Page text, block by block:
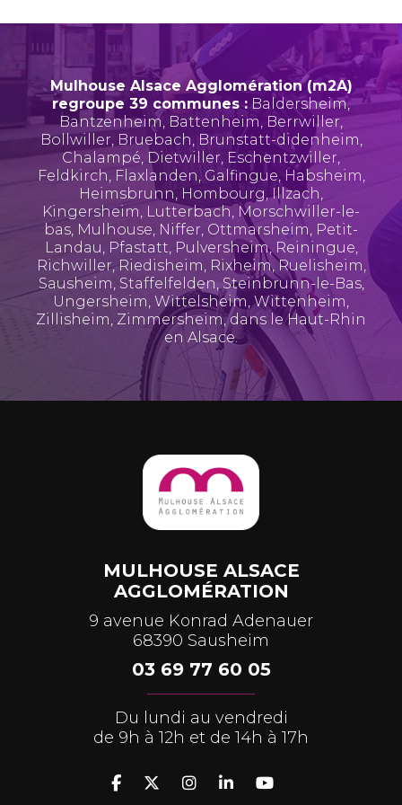
Mulhouse Alsace Agglomération (m2A)
regroupe 39 communes : Baldersheim,
Bantzenheim, Battenheim, Berrwiller,
Bollwiller, Bruebach,Brunstatt-didenheim,
Chalampé, Dietwiller, Eschentzwiller,
Feldkirch, Flaxlanden,Galfingue, Habsheim,
Heimsbrunn, Hombourg,Illzach,
Kingersheim, Lutterbach, Morschwiller-le-
bas, Mulhouse, Niffer, Ottmarsheim, Petit-
Landau, Pfastatt, Pulversheim, Reiningue,
Richwiller, Riedisheim, Rixheim,Ruelisheim,
Sausheim, Staffelfelden, Steinbrunn-le-Bas,
Ungersheim, Wittelsheim,Wittenheim,
Zillisheim, Zimmersheim, dans le Haut-Rhin
en Alsace.
MULHOUSE ALSACE
AGGLOMÉRATION
9 avenue Konrad Adenauer
68390 Sausheim
03 69 77 60 05
Du lundi au vendredi
de 9h à 12h et de 14h à 17h